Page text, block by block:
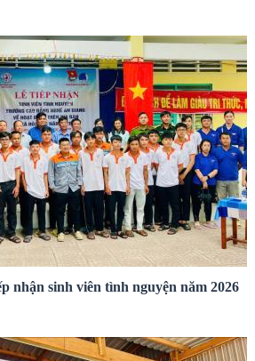
nhận sinh viên tình nguyện năm 2026